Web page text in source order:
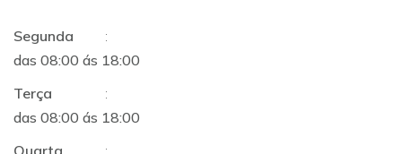
Segunda
:
das 08:00 ás 18:00
Terça
:
das 08:00 ás 18:00
Quarta
: